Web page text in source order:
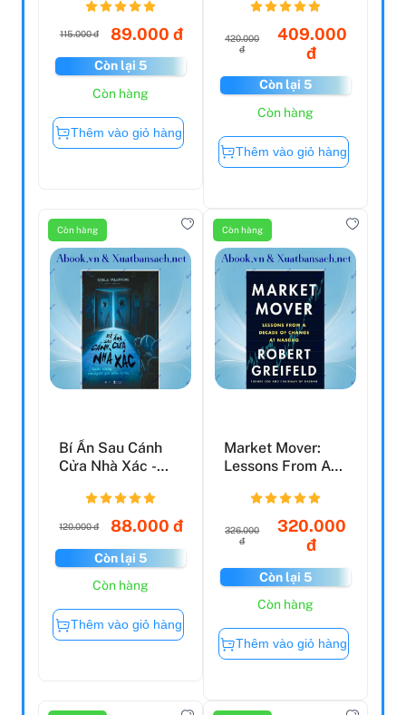
Nê...
115.000 đ 89.000 đ
Còn lại 5
Còn hàng
Thêm vào giỏ hàng
420.000
đ
409.000
đ
Còn lại 5
Còn hàng
Thêm vào giỏ hàng
Còn hàng
Bí Ẩn Sau Cánh
Cửa Nhà Xác -
Người Gi...
120.000 đ 88.000 đ
Còn lại 5
Còn hàng
Thêm vào giỏ hàng
Còn hàng
Market Mover:
Lessons From A
Change At N...
326.000
đ
320.000
đ
Còn lại 5
Còn hàng
Thêm vào giỏ hàng